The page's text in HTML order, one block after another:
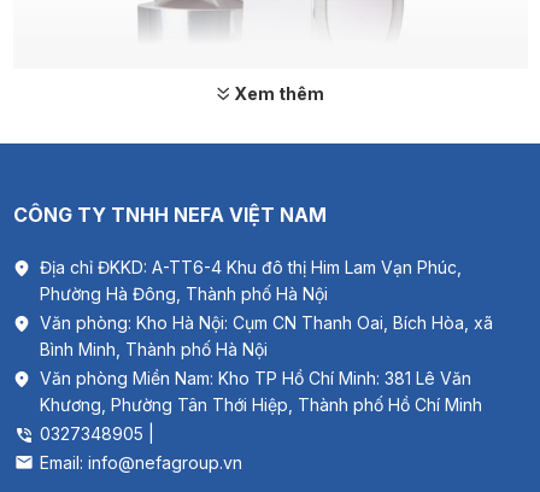
Thông số sản phẩm băng dính bạc
Kích thước : 5cm x 23m
Đặc điểm: Băng dính bạc dài, không bóc giấy
Đóng gói : Thùng 36 cuộn
Xem thêm
CÔNG TY TNHH NEFA VIỆT NAM
Địa chỉ ĐKKD: A-TT6-4 Khu đô thị Him Lam Vạn Phúc,
Phường Hà Đông, Thành phố Hà Nội
Văn phòng: Kho Hà Nội: Cụm CN Thanh Oai, Bích Hòa, xã
Bình Minh, Thành phố Hà Nội
Văn phòng Miền Nam: Kho TP Hồ Chí Minh: 381 Lê Văn
Khương, Phường Tân Thới Hiệp, Thành phố Hồ Chí Minh
0327348905 |
Email: info@nefagroup.vn